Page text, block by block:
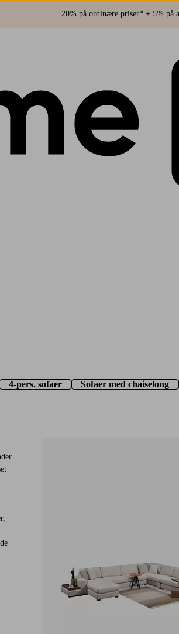
20% på ordinære priser* + 5% på
4-pers. sofaer Sofaer med chaiselong